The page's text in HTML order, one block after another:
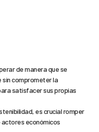
de manera que se
comprometer la
satisfacer sus propias
es crucial romper
actores económicos